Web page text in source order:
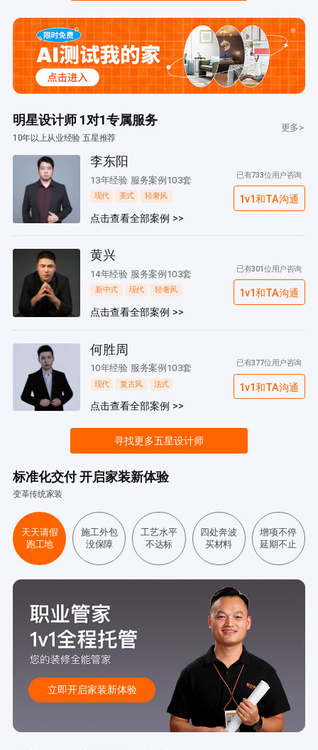
明星设计师 1对1专属服务
10年以上从业经验 五星推荐
更多>
李东阳
13年经验 服务案例103套
现代 美式 轻奢风
点击查看全部案例 >>
已有733位用户咨询
1v1和TA沟通
黄兴
14年经验 服务案例103套
新中式 现代 轻奢风
点击查看全部案例 >>
已有301位用户咨询
1v1和TA沟通
何胜周
10年经验 服务案例103套
现代 复古风 法式
点击查看全部案例 >>
已有377位用户咨询
1v1和TA沟通
寻找更多五星设计师
标准化交付 开启家装新体验
变革传统家装
天天请假
跑工地
施工外包
没保障
工艺水平
不达标
四处奔波
买材料
增项不停
延期不止
立即开启家装新体验